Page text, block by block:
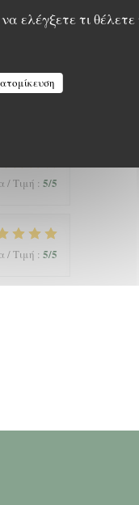
ελέγξετε τι
/ Τιμή : 5/5
/ Τιμή : 5/5